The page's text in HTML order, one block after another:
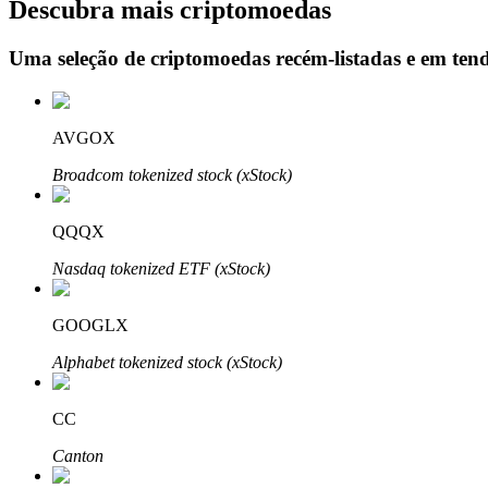
Bloqueios de BTR
Investimentos exclusivos para titulares de BTR
Empréstimos
Serviço de empréstimo apoiado por criptografia
Descubra mais criptomoedas
Uma seleção de criptomoedas recém-listadas e em
AVGOX
Broadcom tokenized stock (xStock)
QQQX
Nasdaq tokenized ETF (xStock)
GOOGLX
Alphabet tokenized stock (xStock)
CC
Canton